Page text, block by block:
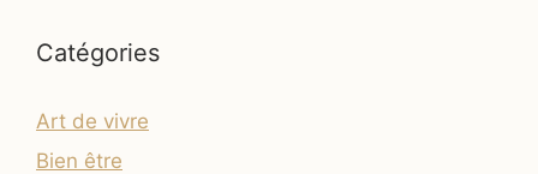
Catégories
Art de vivre
Bien être